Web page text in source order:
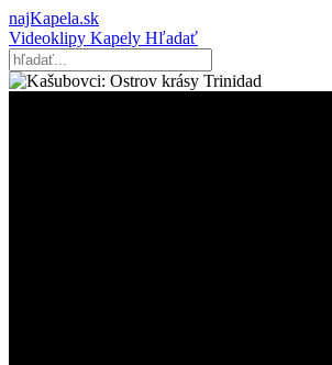
najKapela.sk
Videoklipy Kapely Hľadať